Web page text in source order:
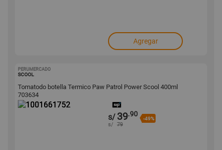
Agregar
PERUMERCADO
SCOOL
Tomatodo botella Termico Paw Patrol Power Scool 400ml
703634
s/ 39.90
-49%
s/ 79